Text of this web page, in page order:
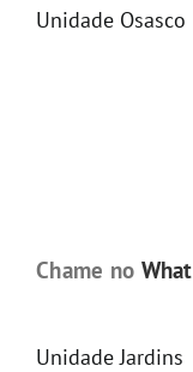
Unidade Osasco
Chame no
Unidade Jardins